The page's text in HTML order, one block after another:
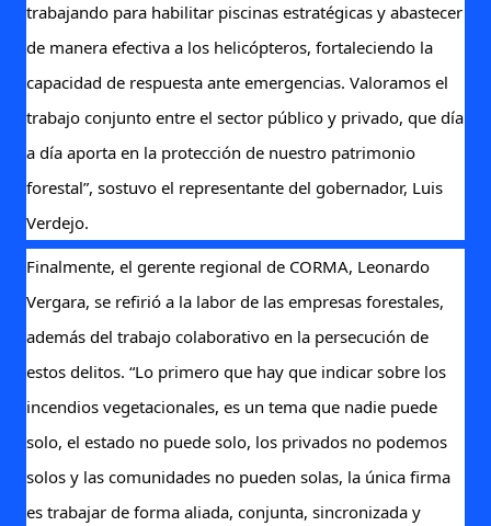
trabajando para habilitar piscinas estratégicas y abastecer
de manera efectiva a los helicópteros, fortaleciendo la
capacidad de respuesta ante emergencias. Valoramos el
trabajo conjunto entre el sector público y privado, que día
a día aporta en la protección de nuestro patrimonio
forestal”, sostuvo el representante del gobernador, Luis
Verdejo.
Finalmente, el gerente regional de CORMA, Leonardo
Vergara, se refirió a la labor de las empresas forestales,
además del trabajo colaborativo en la persecución de
estos delitos. “Lo primero que hay que indicar sobre los
incendios vegetacionales, es un tema que nadie puede
solo, el estado no puede solo, los privados no podemos
solos y las comunidades no pueden solas, la única firma
es trabajar de forma aliada, conjunta, sincronizada y